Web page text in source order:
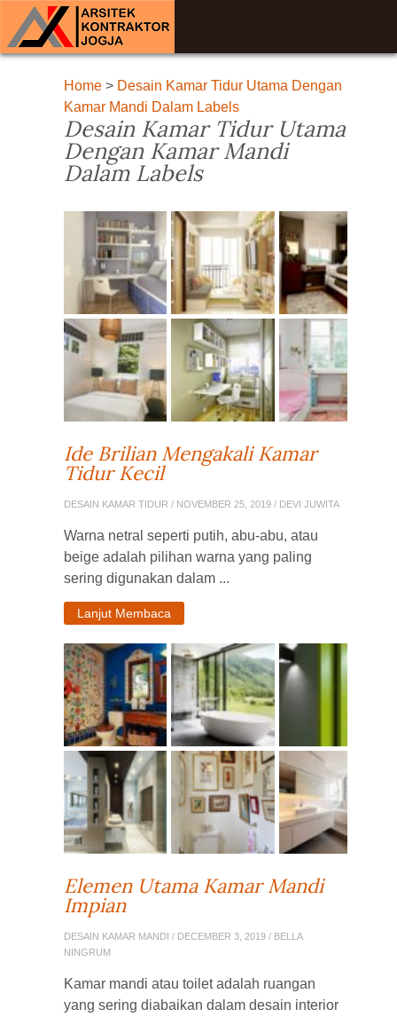
Home> Desain Kamar Tidur Utama Dengan
Kamar Mandi Dalam Labels
Desain Kamar Tidur Utama
Dengan Kamar Mandi
Dalam Labels
Ide Brilian Mengakali Kamar
Tidur Kecil
DESAIN KAMAR TIDUR / NOVEMBER 25, 2019 / DEVI JUWITA
Warna netral seperti putih, abu-abu, atau
beige adalah pilihan warna yang paling
sering digunakan dalam ...
Lanjut Membaca
Elemen Utama Kamar Mandi
Impian
DESAIN KAMAR MANDI / DECEMBER 3, 2019 / BELLA
NINGRUM
Kamar mandi atau toilet adalah ruangan
yang sering diabaikan dalam desain interior